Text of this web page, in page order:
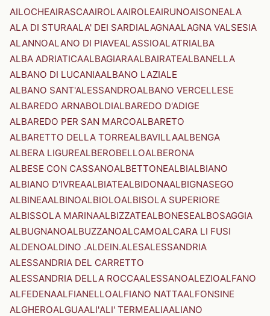
AILOCHEAIRASCAAIROLAAIROLEAIRUNOAISONEALA
ALA DI STURAALA' DEI SARDIALAGNAALAGNA VALSESIA
ALANNOALANO DI PIAVEALASSIOALATRIALBA
ALBA ADRIATICAALBAGIARAALBAIRATEALBANELLA
ALBANO DI LUCANIAALBANO LAZIALE
ALBANO SANT'ALESSANDROALBANO VERCELLESE
ALBAREDO ARNABOLDIALBAREDO D'ADIGE
ALBAREDO PER SAN MARCOALBARETO
ALBARETTO DELLA TORREALBAVILLAALBENGA
ALBERA LIGUREALBEROBELLOALBERONA
ALBESE CON CASSANOALBETTONEALBIALBIANO
ALBIANO D'IVREAALBIATEALBIDONAALBIGNASEGO
ALBINEAALBINOALBIOLOALBISOLA SUPERIORE
ALBISSOLA MARINAALBIZZATEALBONESEALBOSAGGIA
ALBUGNANOALBUZZANOALCAMOALCARA LI FUSI
ALDENOALDINO .ALDEIN.ALESALESSANDRIA
ALESSANDRIA DEL CARRETTO
ALESSANDRIA DELLA ROCCAALESSANOALEZIOALFANO
ALFEDENAALFIANELLOALFIANO NATTAALFONSINE
ALGHEROALGUAALI'ALI' TERMEALIAALIANO